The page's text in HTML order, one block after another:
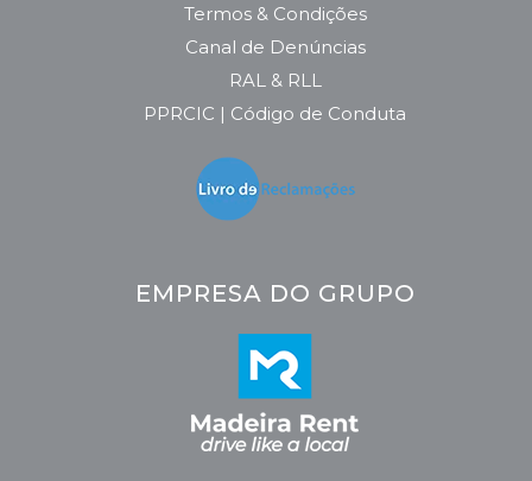
Termos & Condições
Canal de Denúncias
RAL & RLL
PPRCIC | Código de Conduta
EMPRESA DO GRUPO